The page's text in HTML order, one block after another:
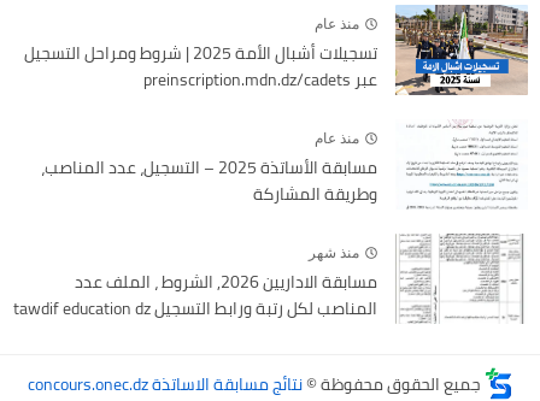
منذ عام
تسجيلات أشبال الأمة 2025 | شروط ومراحل التسجيل
عبر preinscription.mdn.dz/cadets
منذ عام
مسابقة الأساتذة 2025 – التسجيل، عدد المناصب،
وطريقة المشاركة
منذ شهر
مسابقة الاداريين 2026, الشروط ، الملف عدد
المناصب لكل رتبة ورابط التسجيل tawdif education dz
جميع الحقوق محفوظة ©
نتائج مسابقة الاساتذة concours.onec.dz